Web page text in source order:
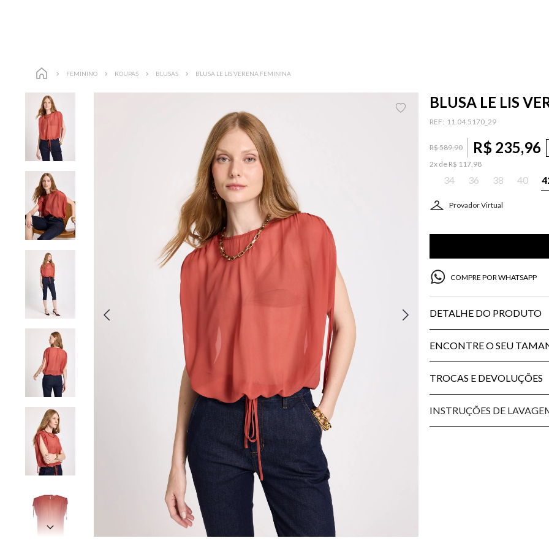
FEMININO ROUPAS BLUSAS BLUSA LE LIS VERENA FEMININA
BLUSA LE LIS
: 11.04.5170_29
R$589,90 R$ 235,96
2x de R$ 117,98
34 36 38 40
Provador Virtual
COMPRE POR WHATSAPP
DETALHE DO PRODUTO
ENCONTRE O SEU
TROCAS E DEVOLUÇÕES
INSTRUÇÕES DE